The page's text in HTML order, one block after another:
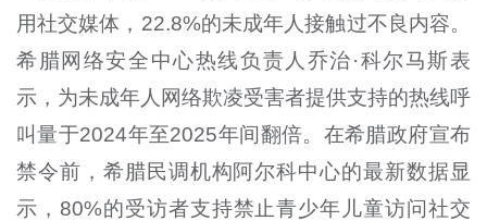
用社交媒体，22.8%的未成年人接触过不良内容。
希腊网络安全中心热线负责人乔治·科尔马斯表
示，为未成年人网络欺凌受害者提供支持的热线呼
叫量于2024年至2025年间翻倍。在希腊政府宣布
禁令前，希腊民调机构阿尔科中心的最新数据显
示，80%的受访者支持禁止青少年儿童访问社交